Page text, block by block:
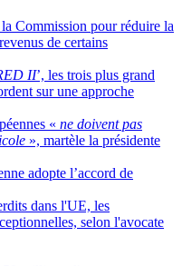
Commission pour réduire la
de certains
II’, les trois plus grand
sur une approche
« ne doivent pas
», martèle la présidente
adopte l’accord de
dans l'UE, les
selon l'avocate